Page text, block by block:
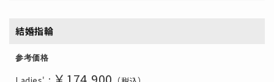
結婚指輪
参考価格